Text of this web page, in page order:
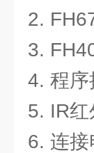
2.
3.
4. 程序
5. IR
6. 连接